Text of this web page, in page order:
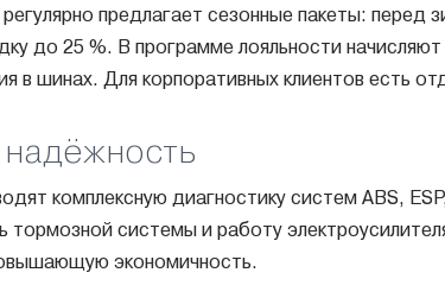
предлагает сезонные пакеты:
до 25 %. В программе лояльности
в шинах. Для корпоративных клиентов есть
комплексную диагностику систем ABS,
тормозной системы и работу
экономичность.